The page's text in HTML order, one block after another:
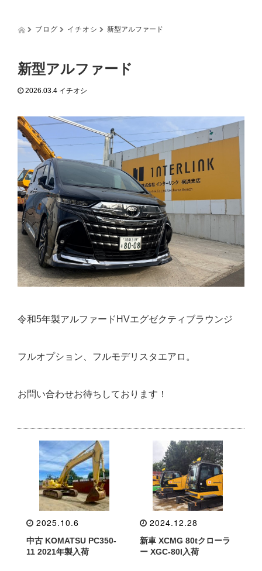
t
ブログ イチオシ 新型アルファード
新型アルファード
2026.03.4 イチオシ
令和5年製アルファードHVエグゼクティブラウンジ
フルオプション、フルモデリスタエアロ。
お問い合わせお待ちしております！
2025.10.6
中古 KOMATSU PC350-
11 2021年製入荷
2024.12.28
新車 XCMG 80tクローラ
ー XGC-80I入荷